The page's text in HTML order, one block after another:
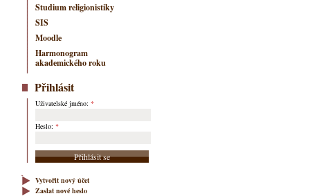
Studium religionistiky
SIS
Moodle
Harmonogram
akademického roku
Přihlásit
Uživatelské jméno: *
Heslo: *
Vytvořit nový účet
Zaslat nové heslo